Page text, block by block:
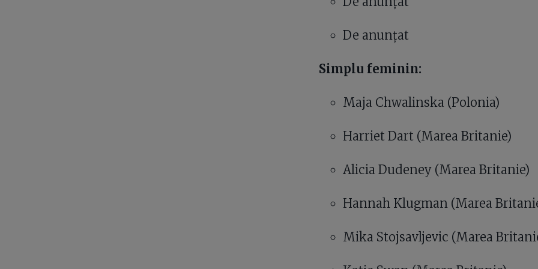
De anunțat
Simplu feminin:
Maja Chwalinska (Polonia)
Harriet Dart (Marea Britanie)
Alicia Dudeney (Marea Britanie)
Hannah Klugman (Marea
Mika Stojsavljevic (Marea